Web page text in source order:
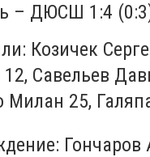
– ДЮСШ 1:4
Козичек
12, Савельев
Милан 25,
Гончаров